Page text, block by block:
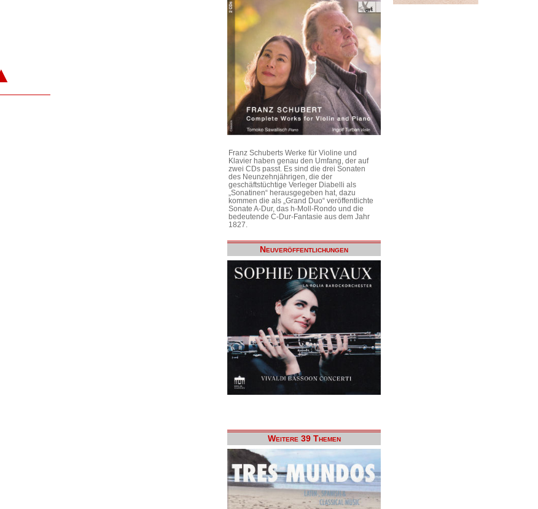
Franz Schuberts Werke für Violine und
Klavier haben genau den Umfang, der auf
zwei CDs passt. Es sind die drei Sonaten
des Neunzehnjährigen, die der
geschäftstüchtige Verleger Diabelli als
„Sonatinen“ herausgegeben hat, dazu
kommen die als „Grand Duo“ veröffentlichte
Sonate A-Dur, das h-Moll-Rondo und die
bedeutende C-Dur-Fantasie aus dem Jahr
1827.
Neuveröffentlichungen
Weitere 39 Themen